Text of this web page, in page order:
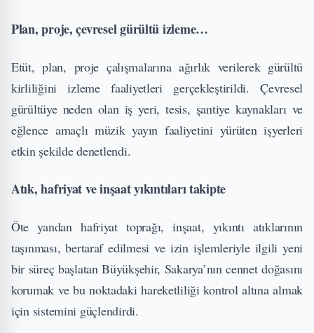
Plan, proje, çevresel gürültü izleme…
Etüt, plan, proje çalışmalarına ağırlık verilerek gürültü
kirliliğini izleme faaliyetleri gerçekleştirildi. Çevresel
gürültüye neden olan iş yeri, tesis, şantiye kaynakları ve
eğlence amaçlı müzik yayın faaliyetini yürüten işyerleri
etkin şekilde denetlendi.
Atık, hafriyat ve inşaat yıkıntıları takipte
Öte yandan hafriyat toprağı, inşaat, yıkıntı atıklarının
taşınması, bertaraf edilmesi ve izin işlemleriyle ilgili yeni
bir süreç başlatan Büyükşehir, Sakarya’nın cennet doğasını
korumak ve bu noktadaki hareketliliği kontrol altına almak
için sistemini güçlendirdi.